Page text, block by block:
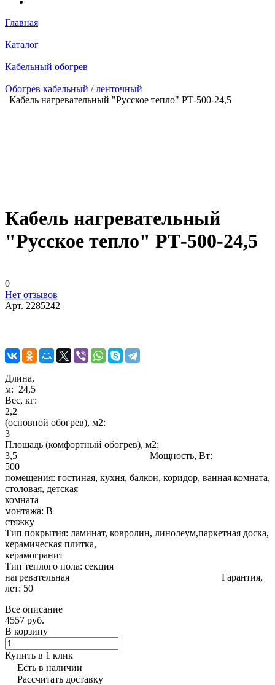
Главная
Каталог
Кабельный обогрев
Обогрев кабельный / ленточный
Кабель нагревательный "Русское тепло" РТ-500-24,5
Кабель нагревательный
"Русское тепло" РТ-500-24,5
0
Нет отзывов
Арт. 2285242
Длина,
м:
Вес, кг:
2,2
(основной обогрев), м2:
Площадь (комфортный обогрев), м2:
3,5 Мощность, Вт:
500
помещения: гостиная, кухня, балкон, коридор, ванная комната,
столовая, детская
комната
монтажа: В
Тип покрытия: ламинат, ковролин, линолеум,паркетная доска,
керамическая плитка,
керамогранит
Тип теплого пола: секция
нагревательная Гарантия,
лет: 50
Все описание
4557 руб.
В корзину
Купить в 1 клик
Есть в наличии
Рассчитать доставку